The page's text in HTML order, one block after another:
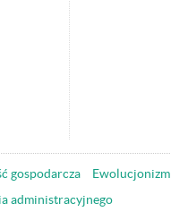
gospodarcza Ewolucjonizm
administracyjnego